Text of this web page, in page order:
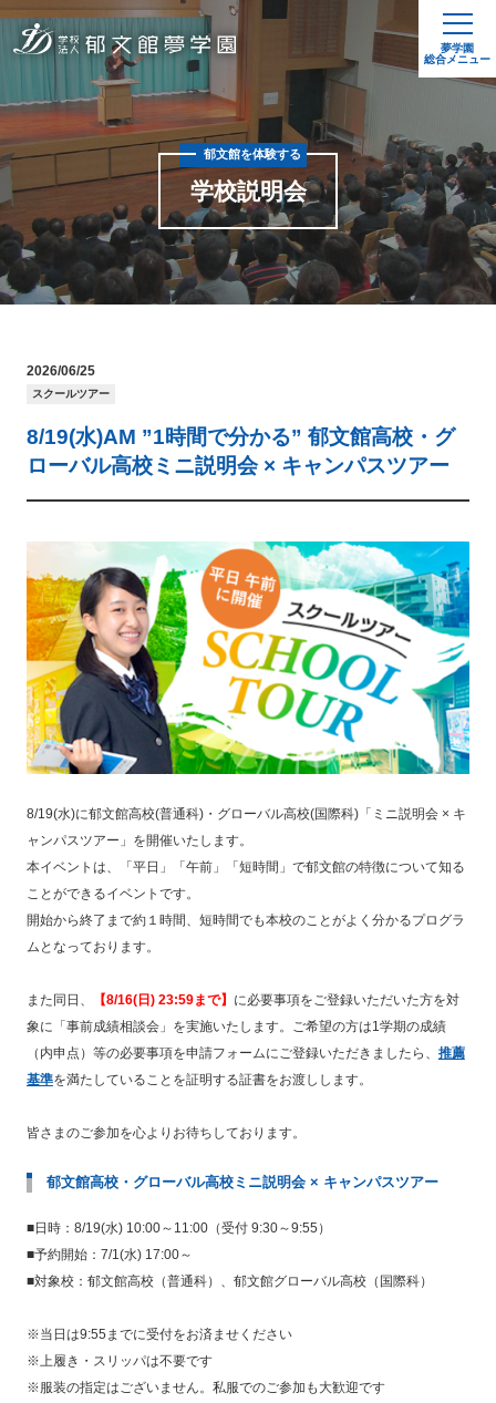
夢学園
総合メニュー
学校説明会
郁文館を体験する
2026/06/25
スクールツアー
8/19(水)AM ”1時間で分かる” 郁文館高校・グ
ローバル高校ミニ説明会 × キャンパスツアー
8/19(水)に郁文館高校(普通科)・グローバル高校(国際科)「ミニ説明会 × キ
ャンパスツアー」を開催いたします。
本イベントは、「平日」「午前」「短時間」で郁文館の特徴について知る
ことができるイベントです。
開始から終了まで約１時間、短時間でも本校のことがよく分かるプログラ
ムとなっております。
また同日、 【8/16(日) 23:59まで】 に必要事項をご登録いただいた方を対
象に「事前成績相談会」を実施いたします。ご希望の方は1学期の成績
（内申点）等の必要事項を申請フォームにご登録いただきましたら、 推薦
基準を満たしていることを証明する証書をお渡しします。
皆さまのご参加を心よりお待ちしております。
郁文館高校・グローバル高校ミニ説明会 × キャンパスツアー
■日時：8/19(水) 10:00～11:00（受付 9:30～9:55）
■予約開始：7/1(水) 17:00～
■対象校：郁文館高校（普通科）、郁文館グローバル高校（国際科）
※当日は9:55までに受付をお済ませください
※上履き・スリッパは不要です
※服装の指定はございません。私服でのご参加も大歓迎です